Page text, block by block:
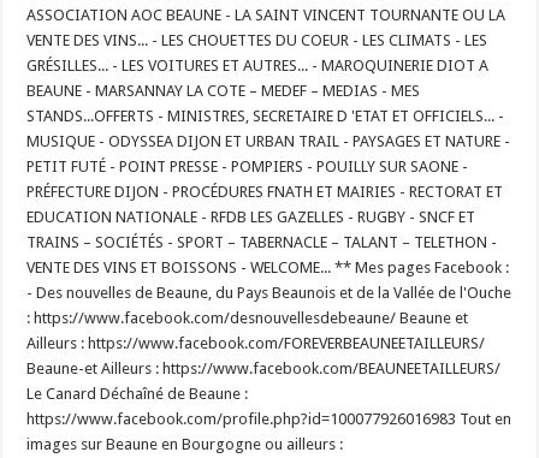
ASSOCIATION AOC BEAUNE - LA SAINT VINCENT TOURNANTE OU LA
VENTE DES VINS... - LES CHOUETTES DU COEUR - LES CLIMATS - LES
GRÉSILLES... - LES VOITURES ET AUTRES... - MAROQUINERIE DIOT A
BEAUNE - MARSANNAY LA COTE – MEDEF – MEDIAS - MES
STANDS...OFFERTS - MINISTRES, SECRETAIRE D 'ETAT ET OFFICIELS... -
MUSIQUE - ODYSSEA DIJON ET URBAN TRAIL - PAYSAGES ET NATURE -
PETIT FUTÉ - POINT PRESSE - POMPIERS - POUILLY SUR SAONE -
PRÉFECTURE DIJON - PROCÉDURES FNATH ET MAIRIES - RECTORAT ET
EDUCATION NATIONALE - RFDB LES GAZELLES - RUGBY - SNCF ET
TRAINS – SOCIÉTÉS - SPORT – TABERNACLE – TALANT – TELETHON -
VENTE DES VINS ET BOISSONS - WELCOME... ** Mes pages Facebook :
- Des nouvelles de Beaune, du Pays Beaunois et de la Vallée de l'Ouche
: https://www.facebook.com/desnouvellesdebeaune/ Beaune et
Ailleurs : https://www.facebook.com/FOREVERBEAUNEETAILLEURS/
Beaune-et Ailleurs : https://www.facebook.com/BEAUNEETAILLEURS/
Le Canard Déchaîné de Beaune :
https://www.facebook.com/profile.php?id=100077926016983 Tout en
images sur Beaune en Bourgogne ou ailleurs :